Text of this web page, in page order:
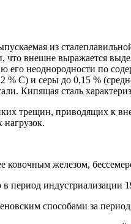
из
что внешне выражается
его неоднородности по
С) и серы до 0,15 %
Кипящая сталь
трещин, приводящих к
ковочным железом,
период индустриализации
способами за